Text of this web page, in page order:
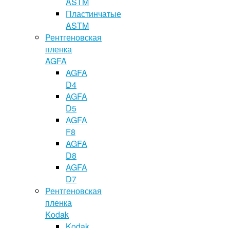
Пластинчатые
ASTM
Рентгеновская
пленка
AGFA
AGFA
D4
AGFA
D5
AGFA
F8
AGFA
D8
AGFA
D7
Рентгеновская
пленка
Kodak